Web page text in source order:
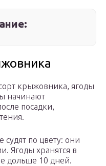
крыжовника, ягоды
начинают
посадки,
судят по цвету: они
Ягоды хранятся в
дольше 10 дней.